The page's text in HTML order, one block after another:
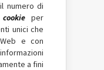
numero di
per
unici che
e con
a fini